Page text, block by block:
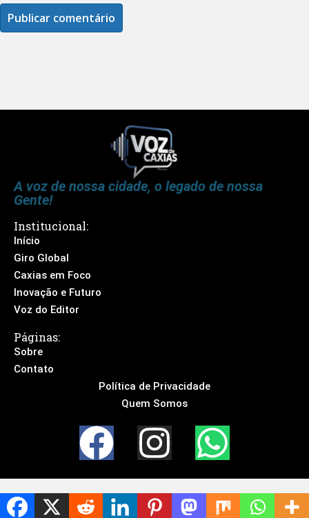
A voz de nossa cidade, o legado de nossa
Gente!
Institucional:
Início
Giro Global
Caxias em Foco
Inovação e Futuro
Voz do Editor
Páginas:
Sobre
Contato
Política de Privacidade
Quem Somos